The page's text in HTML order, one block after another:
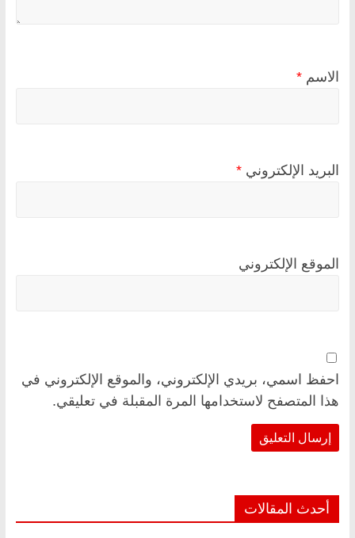
الاسم *
البريد الإلكتروني *
الموقع الإلكتروني
احفظ اسمي، بريدي الإلكتروني، والموقع الإلكتروني في
هذا المتصفح لاستخدامها المرة المقبلة في تعليقي.
أحدث المقالات